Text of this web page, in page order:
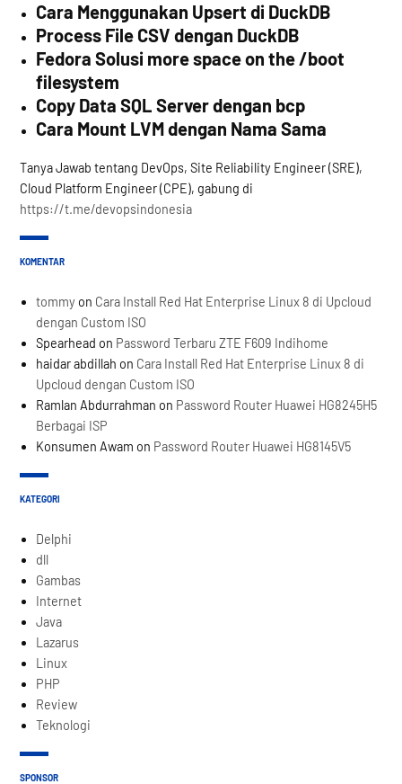
Cara Menggunakan Upsert di DuckDB
Process File CSV dengan DuckDB
Fedora Solusi more space on the /boot
filesystem
Copy Data SQL Server dengan bcp
Cara Mount LVM dengan Nama Sama
Tanya Jawab tentang DevOps, Site Reliability Engineer (SRE),
Cloud Platform Engineer (CPE), gabung di
https://t.me/devopsindonesia
KOMENTAR
tommy on Cara Install Red Hat Enterprise Linux 8 di Upcloud
dengan Custom ISO
Spearhead on Password Terbaru ZTE F609 Indihome
haidar abdillah on Cara Install Red Hat Enterprise Linux 8 di
Upcloud dengan Custom ISO
Ramlan Abdurrahman on Password Router Huawei HG8245H5
Berbagai ISP
Konsumen Awam on Password Router Huawei HG8145V5
KATEGORI
Delphi
dll
Gambas
Internet
Java
Lazarus
Linux
PHP
Review
Teknologi
SPONSOR